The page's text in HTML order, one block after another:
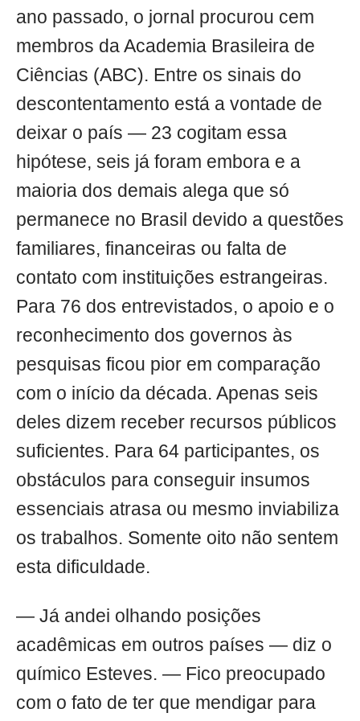
ano passado, o jornal procurou cem
membros da Academia Brasileira de
Ciências (ABC). Entre os sinais do
descontentamento está a vontade de
deixar o país — 23 cogitam essa
hipótese, seis já foram embora e a
maioria dos demais alega que só
permanece no Brasil devido a questões
familiares, financeiras ou falta de
contato com instituições estrangeiras.
Para 76 dos entrevistados, o apoio e o
reconhecimento dos governos às
pesquisas ficou pior em comparação
com o início da década. Apenas seis
deles dizem receber recursos públicos
suficientes. Para 64 participantes, os
obstáculos para conseguir insumos
essenciais atrasa ou mesmo inviabiliza
os trabalhos. Somente oito não sentem
esta dificuldade.
— Já andei olhando posições
acadêmicas em outros países — diz o
químico Esteves. — Fico preocupado
com o fato de ter que mendigar para